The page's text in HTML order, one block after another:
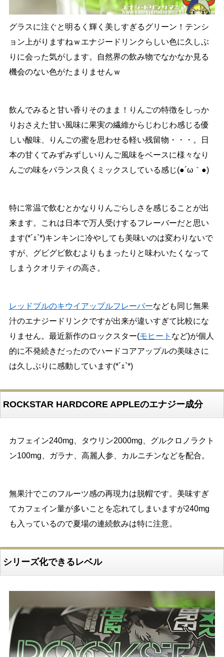
グラスに注ぐと明るく輝く美しすぎるグリーン！テンシ
ョン上がりますねｗエナジードリンクらしい色に久しぶ
りに会った気がします。自然界の飲み物でなかなか見る
機会のない色がたまりませんｗ
飲んでみると甘い香りそのまま！りんごの特徴をしっか
りおさえた甘い風味に果実の繊維からじわじわ感じる優
しい酸味、りんごの蜜を思わせる軽い残留物・・・。日
本の甘くてみずみずしいりんご風味をベースに様々なり
んごの味をバランス良くミックスしている感じ(●´ω｀●)
特に常温で飲むとかなりりんごらしさを感じることが出
来ます。これは日本で万人受けするフレーバーだと思い
ます(*´ｪ`*)キンキンに冷やしても美味いのは変わりないで
すが、グビグビ飲むよりもまったりと味わいたくなって
しまうクオリティの高さ。
レッドブルのキウイアップルフレーバーなども同じ無果
汁のエナジードリンクですが出来が違いすぎて比較にな
りません。最近新作のロックスター(モヒート など)が個人
的に不発続きだったのでハードコアアップルの美味さに
は久しぶりに感動しています(*´ｪ`*)
ROCKSTAR HARDCORE APPLEのエナジー成分
カフェイン240mg、タウリン2000mg、グルクロノラクト
ン100mg、ガラナ、高麗人参、カルニチンなどを配合。
無果汁でこのフルーツ感の再現力は脱帽です。美味すぎ
てカフェイン量が多いことを忘れてしまいますが240mg
も入っているので夏場の連続飲みは特に注意。
シリーズ化できるレベル